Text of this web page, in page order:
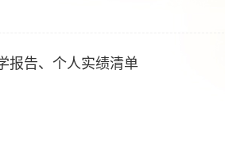
报告、个人实绩清单